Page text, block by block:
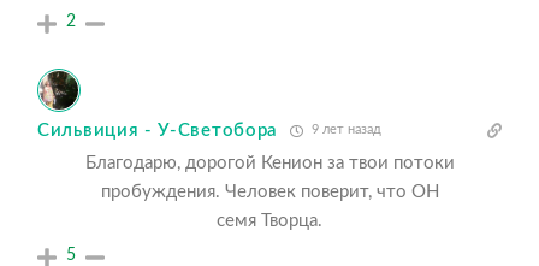
2
Сильвиция - У-Светобора 9 лет назад
Благодарю, дорогой Кенион за твои потоки
пробуждения. Человек поверит, что ОН
семя Творца.
5